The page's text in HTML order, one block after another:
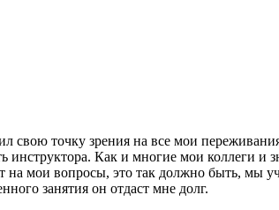
свою точку зрения на все мои
Как и многие мои коллеги и
на мои вопросы, это так должно быть,
занятия он отдаст мне долг.